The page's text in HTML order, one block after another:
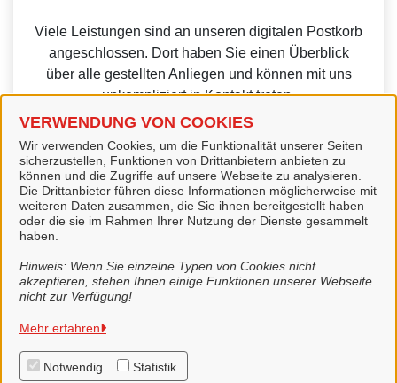
VERWENDUNG VON COOKIES
Wir verwenden Cookies, um die Funktionalität unserer Seiten
sicherzustellen, Funktionen von Drittanbietern anbieten zu
können und die Zugriffe auf unsere Webseite zu analysieren.
Die Drittanbieter führen diese Informationen möglicherweise mit
weiteren Daten zusammen, die Sie ihnen bereitgestellt haben
oder die sie im Rahmen Ihrer Nutzung der Dienste gesammelt
haben.
Hinweis: Wenn Sie einzelne Typen von Cookies nicht
akzeptieren, stehen Ihnen einige Funktionen unserer Webseite
nicht zur Verfügung!
Mehr erfahren
Notwendig Statistik
Viele Leistungen sind an unseren digitalen Postkorb
angeschlossen. Dort haben Sie einen Überblick
über alle gestellten Anliegen und können mit uns
unkompliziert in Kontakt treten.
Weitere Informationen zur BundID finden Sie auf der
FAQ-Seite des Bundes.
Stadt Lingen (Ems)
Alle Rechte vorbehalten